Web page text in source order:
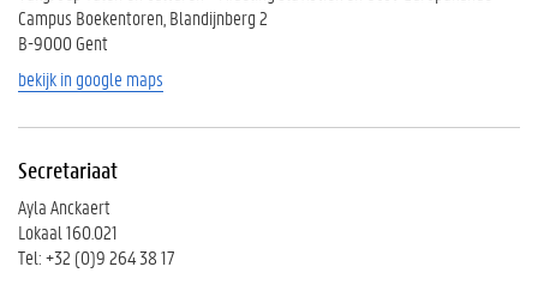
r
e
s
e
r
e
t
a
Campus Boekentoren, Blandijnberg 2
B-9000 Gent
bekijk in google maps
Secretariaat
Ayla Anckaert
Lokaal 160.021
Tel: +32 (0)9 264 38 17